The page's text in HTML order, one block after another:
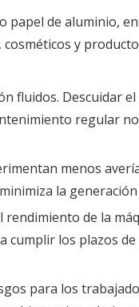
papel de aluminio,
y
fluidos. Descuidar
regular
menos
la
de la
cumplir los plazos
para los